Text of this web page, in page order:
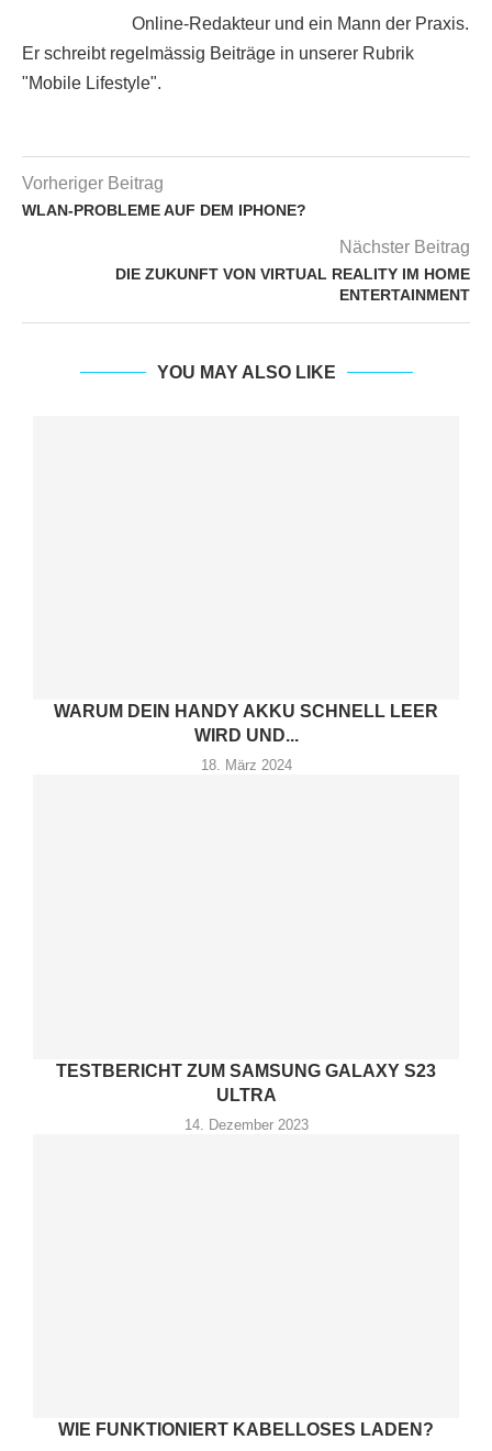
Online-Redakteur und ein Mann der Praxis.
Er schreibt regelmässig Beiträge in unserer Rubrik
"Mobile Lifestyle".
Vorheriger Beitrag
WLAN-PROBLEME AUF DEM IPHONE?
Nächster Beitrag
DIE ZUKUNFT VON VIRTUAL REALITY IM HOME
ENTERTAINMENT
YOU MAY ALSO LIKE
WARUM DEIN HANDY AKKU SCHNELL LEER
WIRD UND...
18. März 2024
TESTBERICHT ZUM SAMSUNG GALAXY S23
ULTRA
14. Dezember 2023
WIE FUNKTIONIERT KABELLOSES LADEN?